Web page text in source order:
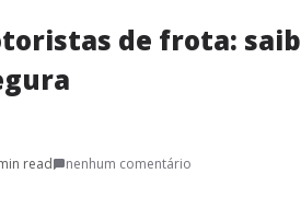
de frota:
read nenhum comentário